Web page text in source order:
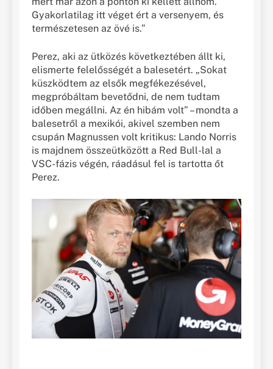
Gyakorlatilag itt véget ért a versenyem, és
természetesen az övé is.”
Perez, aki az ütközés következtében állt ki,
elismerte felelősségét a balesetért. „Sokat
küszködtem az elsők megfékezésével,
megpróbáltam bevetődni, de nem tudtam
időben megállni. Az én hibám volt” – mondta a
balesetről a mexikói, akivel szemben nem
csupán Magnussen volt kritikus: Lando Norris
is majdnem összeütközött a Red Bull-lal a
VSC-fázis végén, ráadásul fel is tartotta őt
Perez.